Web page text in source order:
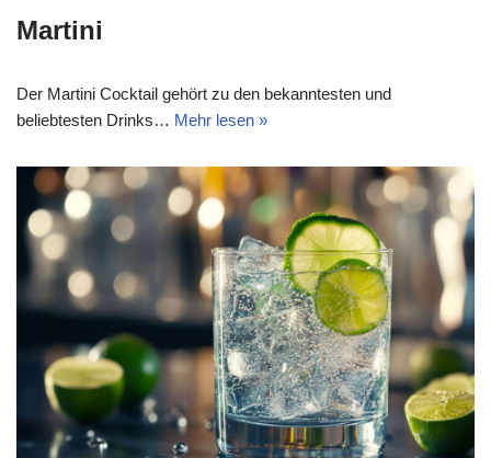
Martini
Der Martini Cocktail gehört zu den bekanntesten und
beliebtesten Drinks… Mehr lesen »